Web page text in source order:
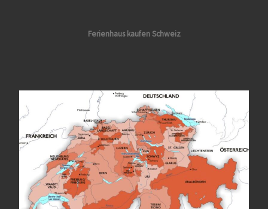
Ferienhaus kaufen Schweiz